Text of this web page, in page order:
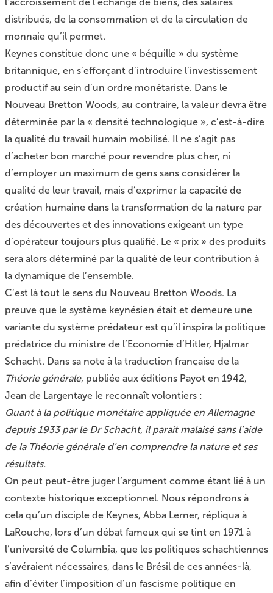
distribués, de la consommation et de la circulation de
monnaie qu’il permet.
Keynes constitue donc une « béquille » du système
britannique, en s’efforçant d’introduire l’investissement
productif au sein d’un ordre monétariste. Dans le
Nouveau Bretton Woods, au contraire, la valeur devra être
déterminée par la « densité technologique », c’est-à-dire
la qualité du travail humain mobilisé. Il ne s’agit pas
d’acheter bon marché pour revendre plus cher, ni
d’employer un maximum de gens sans considérer la
qualité de leur travail, mais d’exprimer la capacité de
création humaine dans la transformation de la nature par
des découvertes et des innovations exigeant un type
d’opérateur toujours plus qualifié. Le « prix » des produits
sera alors déterminé par la qualité de leur contribution à
la dynamique de l’ensemble.
C’est là tout le sens du Nouveau Bretton Woods. La
preuve que le système keynésien était et demeure une
variante du système prédateur est qu’il inspira la politique
prédatrice du ministre de l’Economie d’Hitler, Hjalmar
Schacht. Dans sa note à la traduction française de la
Théorie générale, publiée aux éditions Payot en 1942,
Jean de Largentaye le reconnaît volontiers :
Quant à la politique monétaire appliquée en Allemagne
depuis 1933 par le Dr Schacht, il paraît malaisé sans l’aide
de la Théorie généraled’en comprendre la nature et ses
résultats.
On peut peut-être juger l’argument comme étant lié à un
contexte historique exceptionnel. Nous répondrons à
cela qu’un disciple de Keynes, Abba Lerner, répliqua à
LaRouche, lors d’un débat fameux qui se tint en 1971 à
l’université de Columbia, que les politiques schachtiennes
s’avéraient nécessaires, dans le Brésil de ces années-là,
afin d’éviter l’imposition d’un fascisme politique en